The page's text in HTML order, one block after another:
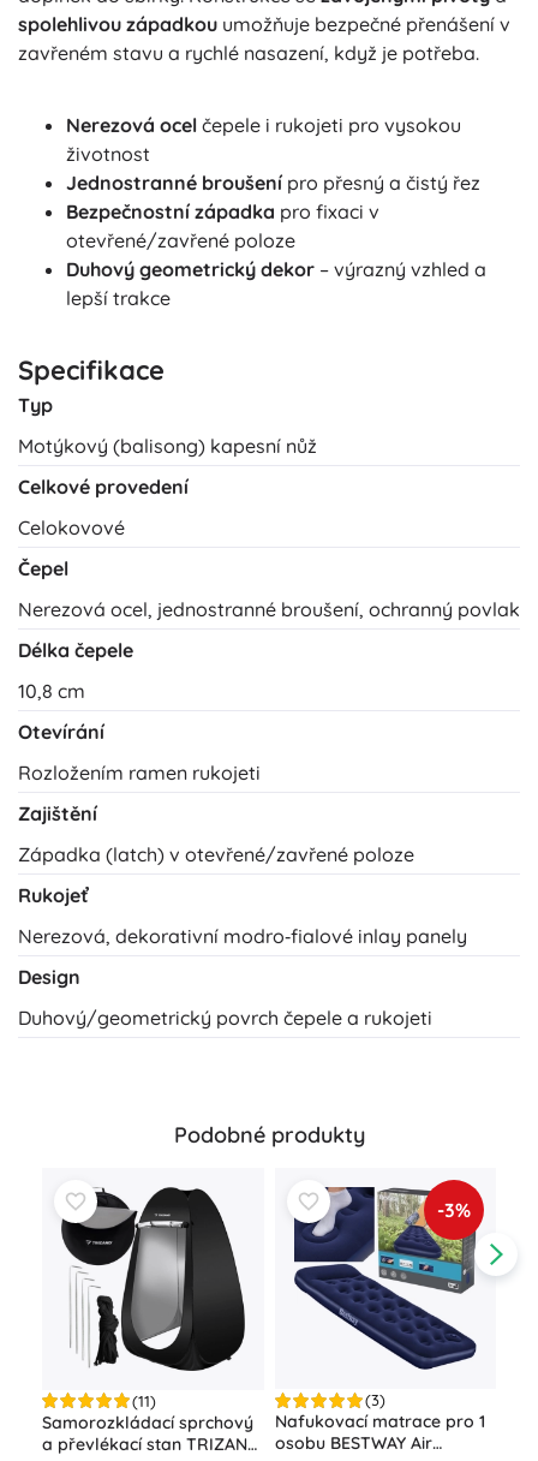
spolehlivou západkou umožňuje bezpečné přenášení v
zavřeném stavu a rychlé nasazení, když je potřeba.
Nerezová ocel čepele i rukojeti pro vysokou
životnost
Jednostranné broušení pro přesný a čistý řez
Bezpečnostní západka pro fixaci v
otevřené/zavřené poloze
Duhový geometrický dekor – výrazný vzhled a
lepší trakce
Specifikace
Typ
Motýkový (balisong) kapesní nůž
Celkové provedení
Celokovové
Čepel
Nerezová ocel, jednostranné broušení, ochranný povlak
Délka čepele
10,8 cm
Otevírání
Rozložením ramen rukojeti
Zajištění
Západka (latch) v otevřené/zavřené poloze
Rukojeť
Nerezová, dekorativní modro‑fialové inlay panely
Design
Duhový/geometrický povrch čepele a rukojeti
Podobné produkty
(11)
Samorozkládací sprchový
a převlékací stan TRIZAND
-3%
(3)
Nafukovací matrace pro 1
osobu BESTWAY Air